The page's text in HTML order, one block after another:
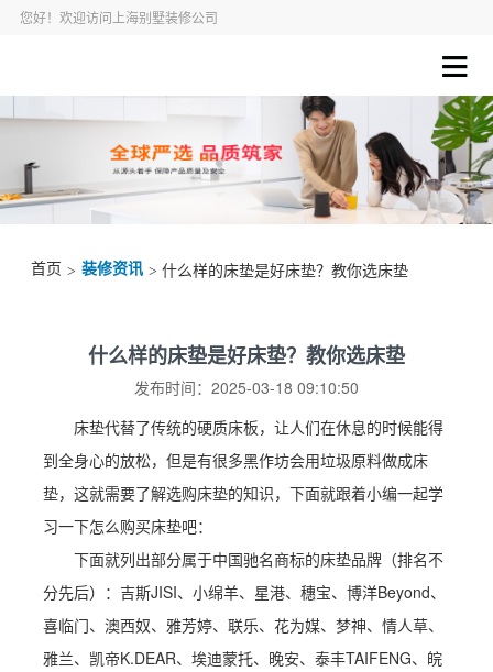
您好！欢迎访问上海别墅装修公司
首页 > 装修资讯 > 什么样的床垫是好床垫？教你选床垫
什么样的床垫是好床垫？教你选床垫
发布时间：2025-03-18 09:10:50
床垫代替了传统的硬质床板，让人们在休息的时候能得
到全身心的放松，但是有很多黑作坊会用垃圾原料做成床
垫，这就需要了解选购床垫的知识，下面就跟着小编一起学
习一下怎么购买床垫吧：
下面就列出部分属于中国驰名商标的床垫品牌（排名不
分先后）：吉斯JISI、小绵羊、星港、穗宝、博洋Beyond、
喜临门、澳西奴、雅芳婷、联乐、花为媒、梦神、情人草、
雅兰、凯帝K.DEAR、埃迪蒙托、晚安、泰丰TAIFENG、皖